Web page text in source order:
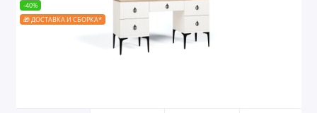
-40%
🎁 ДОСТАВКА И СБОРКА*